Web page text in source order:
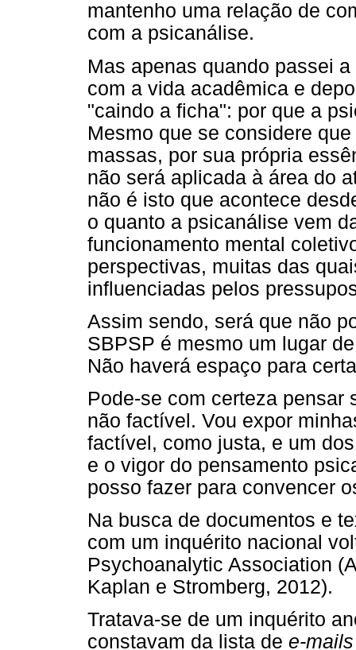
mantenho uma relação de
com a psicanálise.
Mas apenas quando passei
com a vida acadêmica e
"caindo a ficha": por que a
Mesmo que se considere
massas, por sua própria
não será aplicada à área do
não é isto que acontece
o quanto a psicanálise vem
funcionamento mental
perspectivas, muitas das
influenciadas pelos
Assim sendo, será que não
SBPSP é mesmo um lugar
Não haverá espaço para
Pode-se com certeza pensar
não factível. Vou expor
factível, como justa, e um
e o vigor do pensamento
posso fazer para convencer
Na busca de documentos e
com um inquérito nacional
Psychoanalytic Association
Kaplan e Stromberg, 2012).
Tratava-se de um inquérito
constavam da lista de e-mails